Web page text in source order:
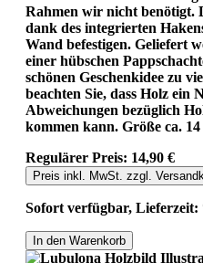
Rahmen wir nicht benötigt.
dank des integrierten
Wand befestigen. Geliefert
einer hübschen
schönen Geschenkidee zu
beachten Sie, dass Holz ein
Abweichungen bezüglich
kommen kann. Größe ca. 14
Regulärer Preis: 14,90 €
Preis inkl. MwSt. zzgl.
Sofort verfügbar, Lieferzeit:
In den Warenkorb